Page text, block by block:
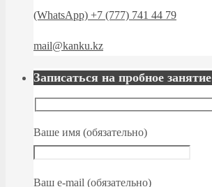
(WhatsApp) +7 (777) 741 44 79
mail@kanku.kz
Записаться на пробное занятие
Ваше имя (обязательно)
Ваш e-mail (обязательно)